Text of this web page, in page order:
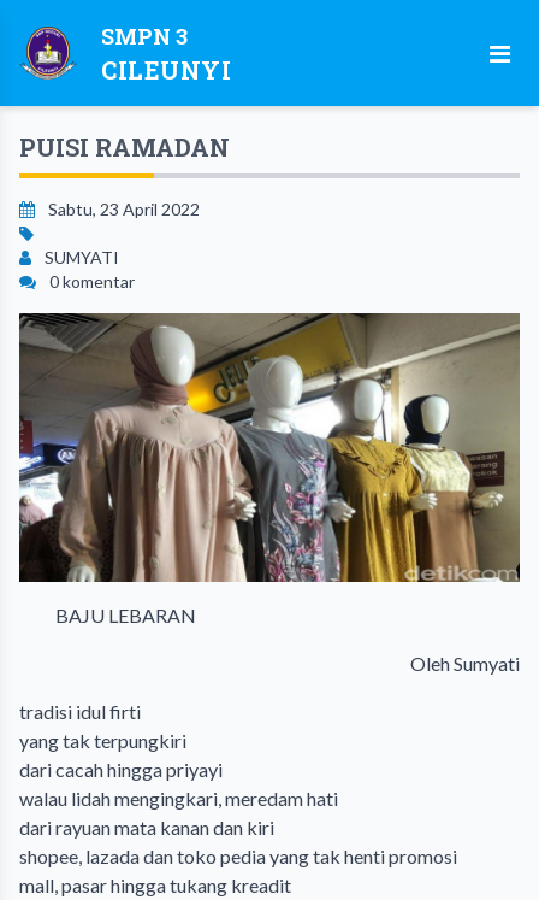
SMPN 3
CILEUNYI
PUISI RAMADAN
Sabtu, 23 April 2022
SUMYATI
0 komentar
BAJU LEBARAN
Oleh Sumyati
tradisi idul firti
yang tak terpungkiri
dari cacah hingga priyayi
walau lidah mengingkari, meredam hati
dari rayuan mata kanan dan kiri
shopee, lazada dan toko pedia yang tak henti promosi
mall, pasar hingga tukang kreadit